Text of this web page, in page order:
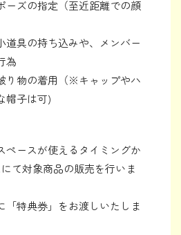
ーズの指定（至近距離での顔
道具の持ち込みや、メンバー
為
り物の着用（※キャップやハ
帽子は可)
ースが使えるタイミングか
て対象商品の販売を行いま
特典券」をお渡しいたしま